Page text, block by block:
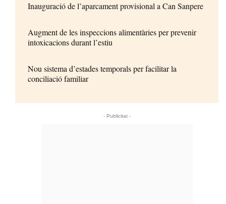
Inauguració de l’aparcament provisional a Can Sanpere
Augment de les inspeccions alimentàries per prevenir
intoxicacions durant l’estiu
Nou sistema d’estades temporals per facilitar la
conciliació familiar
- Publicitat -